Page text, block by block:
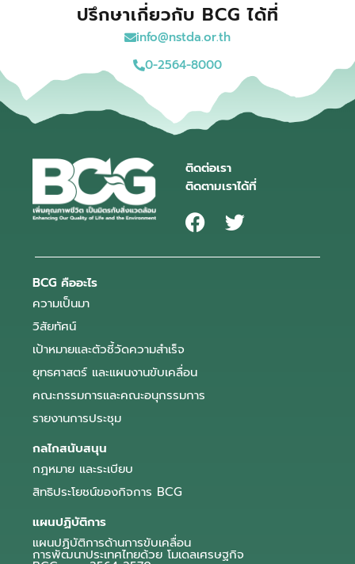
ปรึกษาเกี่ยวกับ BCG ได้ที่
info@nstda.or.th
0-2564-8000
ติดต่อเรา
ติดตามเราได้ที่
BCG คืออะไร
ความเป็นมา
วิสัยทัศน์
เป้าหมายและตัวชี้วัดความสำเร็จ
ยุทธศาสตร์ และแผนงานขับเคลื่อน
คณะกรรมการและคณะอนุกรรมการ
รายงานการประชุม
กลไกสนับสนุน
กฎหมาย และระเบียบ
สิทธิประโยชน์ของกิจการ BCG
แผนปฏิบัติการ
แผนปฏิบัติการด้านการขับเคลื่อน
การพัฒนาประเทศไทยด้วย โมเดลเศรษฐกิจ